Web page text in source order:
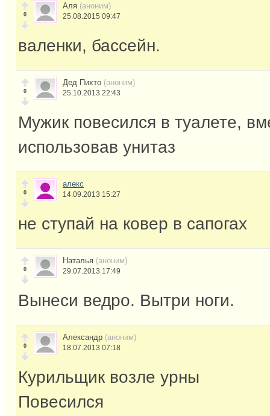
0
Аля (аноним)
25.08.2015 09:47
валенки, бассейн.
0
Дед Пихто (аноним)
25.10.2013 22:43
Мужик повесился в туалете,
использовав унитаз
0
алекс
14.09.2013 15:27
не ступай на ковер в сапогах
0
Наталья (аноним)
29.07.2013 17:49
Вынеси ведро. Вытри ноги.
0
Александр (аноним)
18.07.2013 07:18
Курильщик возле урны
Повесился